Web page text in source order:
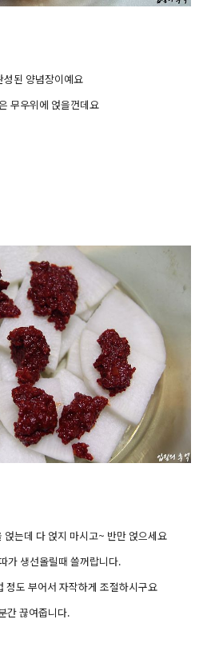
성된 양념장이예요
무우위에 얹을껀데요
얹는데 다 얹지 마시고~ 반만 얹으세요
가 생선올릴때 쓸꺼랍니다.
정도 부어서 자작하게 조절하시구요
간 끊여줍니다.